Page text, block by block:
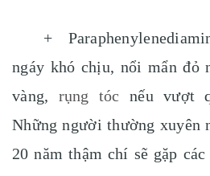
+ Paraphenylenediamin
ngáy khó chịu, nổi mẩn đỏ
vàng, rụng tóc nếu vượt
Những người thường xuyên
20 năm thậm chí sẽ gặp